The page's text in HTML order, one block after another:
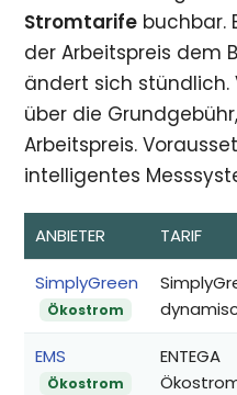
Stromtarife buchbar.
der Arbeitspreis dem
ändert sich
über die
Arbeitspreis.
intelligentes
ANBIETER TARIF
SimplyGreen
Ökostrom
EMS
Ökostrom
ENTEGA